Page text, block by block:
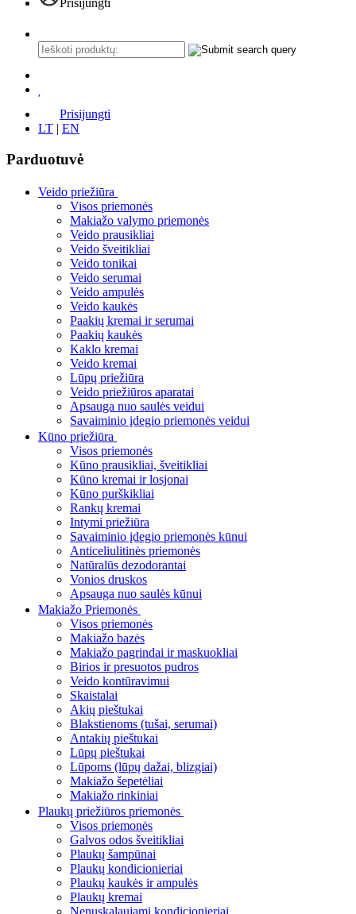
Prisijungti
LT | EN
Parduotuvė
Veido priežiūra
Visos priemonės
Makiažo valymo priemonės
Veido prausikliai
Veido šveitikliai
Veido tonikai
Veido serumai
Veido ampulės
Veido kaukės
Paakių kremai ir serumai
Paakių kaukės
Kaklo kremai
Veido kremai
Lūpų priežiūra
Veido priežiūros aparatai
Apsauga nuo saulės veidui
Savaiminio įdegio priemonės veidui
Kūno priežiūra
Visos priemonės
Kūno prausikliai, šveitikliai
Kūno kremai ir losjonai
Kūno purškikliai
Rankų kremai
Intymi priežiūra
Savaiminio įdegio priemonės kūnui
Anticeliulitinės priemonės
Natūralūs dezodorantai
Vonios druskos
Apsauga nuo saulės kūnui
Makiažo Priemonės
Visos priemonės
Makiažo bazės
Makiažo pagrindai ir maskuokliai
Birios ir presuotos pudros
Veido kontūravimui
Skaistalai
Akių pieštukai
Blakstienoms (tušai, serumai)
Antakių pieštukai
Lūpų pieštukai
Lūpoms (lūpų dažai, blizgiai)
Makiažo šepetėliai
Makiažo rinkiniai
Plaukų priežiūros priemonės
Visos priemonės
Galvos odos šveitikliai
Plaukų šampūnai
Plaukų kondicionieriai
Plaukų kaukės ir ampulės
Plaukų kremai
Nenuskalaujami kondicionieriai